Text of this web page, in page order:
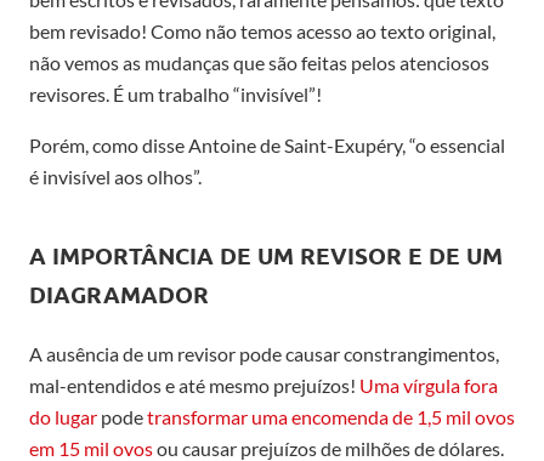
bem revisado! Como não temos acesso ao texto original,
não vemos as mudanças que são feitas pelos atenciosos
revisores. É um trabalho “invisível”!
Porém, como disse Antoine de Saint-Exupéry, “o essencial
é invisível aos olhos”.
A IMPORTÂNCIA DE UM REVISOR E DE UM
DIAGRAMADOR
A ausência de um revisor pode causar constrangimentos,
mal-entendidos e até mesmo prejuízos! Uma vírgula fora
do lugar podetransformar uma encomenda de 1,5 mil ovos
em 15 mil ovosou causar prejuízos de milhões de dólares.